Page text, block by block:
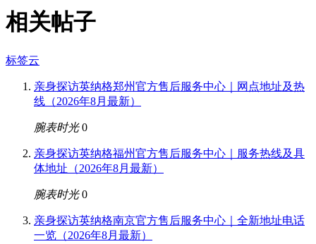
相关帖子
标签云
亲身探访英纳格郑州官方售后服务中心｜网点地址及热
线（2026年8月最新）
腕表时光 0
亲身探访英纳格福州官方售后服务中心｜服务热线及具
体地址（2026年8月最新）
腕表时光 0
亲身探访英纳格南京官方售后服务中心｜全新地址电话
一览（2026年8月最新）